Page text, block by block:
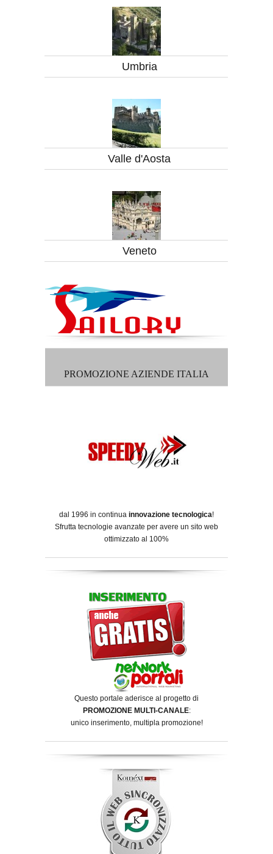
Umbria
Valle d'Aosta
Veneto
PROMOZIONE AZIENDE ITALIA
dal 1996 in continua innovazione tecnologica!
Sfrutta tecnologie avanzate per avere un sito web
ottimizzato al 100%
Questo portale aderisce al progetto di
PROMOZIONE MULTI-CANALE:
unico inserimento, multipla promozione!